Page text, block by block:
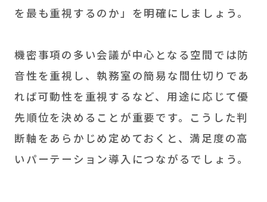
を最も重視するのか」を明確にしましょう。
機密事項の多い会議が中心となる空間では防
音性を重視し、執務室の簡易な間仕切りであ
れば可動性を重視するなど、用途に応じて優
先順位を決めることが重要です。こうした判
断軸をあらかじめ定めておくと、満足度の高
いパーテーション導入につながるでしょう。